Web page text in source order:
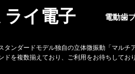
ライ電子 電動歯
ンダードモデル独自の立体微振動「マル
を複数揃えており、ご利用をお待ちしており